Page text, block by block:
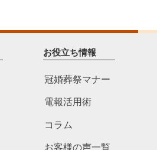
お役立ち情報
冠婚葬祭マナー
電報活用術
コラム
お客様の声一覧